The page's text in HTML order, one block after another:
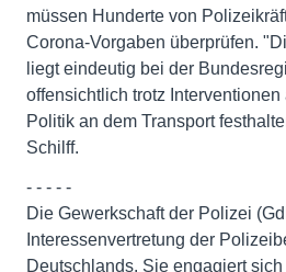
müssen Hunderte von
Corona-Vorgaben überprüfen.
liegt eindeutig bei der
offensichtlich trotz
Politik an dem Transport
Schilff.
- - - - -
Die Gewerkschaft der Polizei
Interessenvertretung der
Deutschlands. Sie engagiert